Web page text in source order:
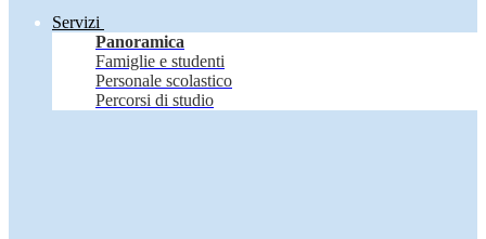
Servizi
Panoramica
Famiglie e studenti
Personale scolastico
Percorsi di studio